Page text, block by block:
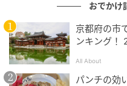
おでかけ
京都府の市
ンキング！
All About
パンチの効